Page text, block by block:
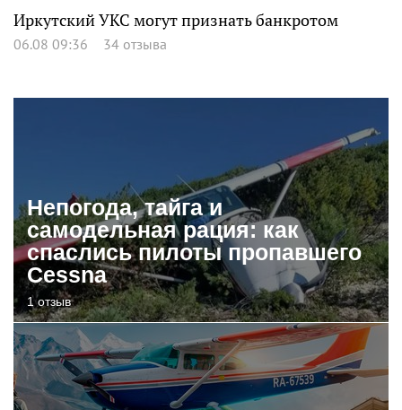
Иркутский УКС могут признать банкротом
06.08 09:36 34 отзыва
Непогода, тайга и
самодельная рация: как
спаслись пилоты пропавшего
Cessna
1 отзыв